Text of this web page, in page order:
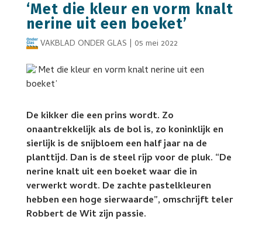
‘Met die kleur en vorm knalt
nerine uit een boeket’
VAKBLAD ONDER GLAS | 05 mei 2022
De kikker die een prins wordt. Zo
onaantrekkelijk als de bol is, zo koninklijk en
sierlijk is de snijbloem een half jaar na de
planttijd. Dan is de steel rijp voor de pluk. “De
nerine knalt uit een boeket waar die in
verwerkt wordt. De zachte pastelkleuren
hebben een hoge sierwaarde”, omschrijft teler
Robbert de Wit zijn passie.